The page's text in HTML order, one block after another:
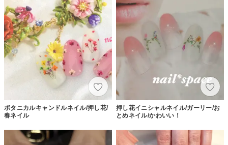
ボタニカルキャンドルネイル/押し花/
春ネイル
押し花イニシャルネイル/ガーリー/お
とめネイル/かわいい！